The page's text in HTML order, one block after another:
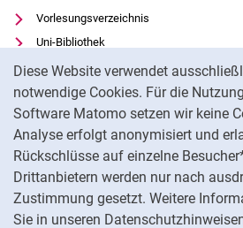
Diese Website verwendet
notwendige Cookies. Für die
Software Matomo setzen wir keine
Analyse erfolgt anonymisiert und
Rückschlüsse auf einzelne
Drittanbietern werden nur nach
Zustimmung gesetzt. Weitere
Sie in unseren
Vorlesungsverzeichnis
Uni-Bibliothek
Moodle
Panopto
Datenschutz
Barrierefreiheit
Transparenter KI-Einsatz
Impressum